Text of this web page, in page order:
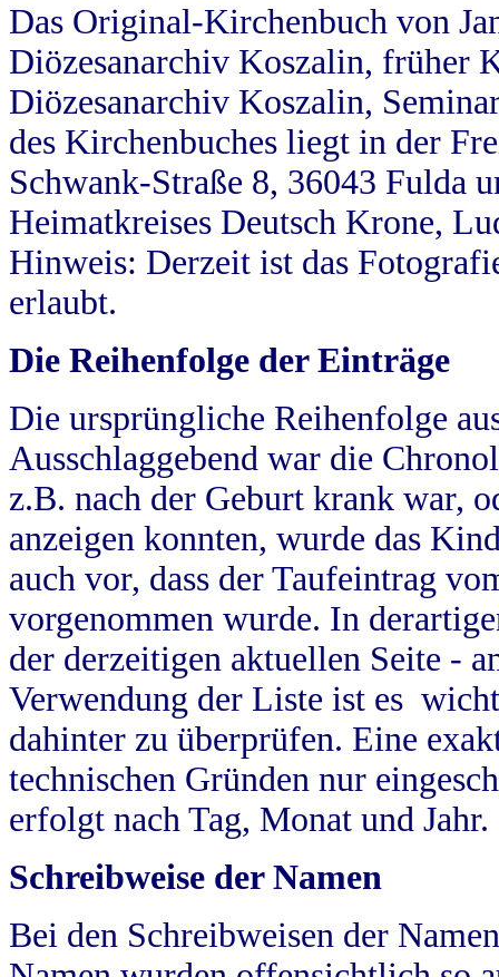
Das Original-Kirchenbuch von
Diözesanarchiv Koszalin, früher
Diözesanarchiv Koszalin,
des Kirchenbuches liegt in der
Schwank-Straße 8, 36043 Fulda
Heimatkreises Deutsch Krone,
Hinweis: Derzeit ist das
erlaubt.
Die Reihenfolge der Einträge
Die ursprüngliche Reihenfolge
Ausschlaggebend war die
z.B. nach der Geburt krank war,
anzeigen konnten, wurde das
auch vor, dass der Taufeintrag
vorgenommen wurde. In
der derzeitigen aktuellen Seite -
Verwendung der Liste ist es
dahinter zu überprüfen. Eine
technischen Gründen nur
erfolgt nach Tag, Monat und Jahr.
Schreibweise der Namen
Bei den Schreibweisen der